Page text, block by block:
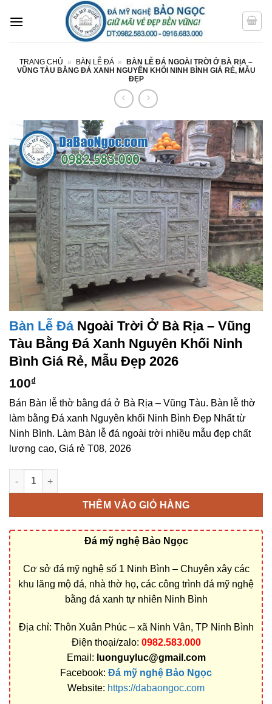
qua
TRANG CHỦ » BÀN LỄ ĐÁ »
BÀN LỄ ĐÁ NGOÀI TRỜI Ở BÀ RỊA –
VŨNG TÀU BẰNG ĐÁ XANH NGUYÊN KHỐI NINH BÌNH GIÁ RẺ, MẪU
ĐẸP
Bàn Lễ ĐáNgoài Trời Ở Bà Rịa – Vũng
Tàu Bằng Đá Xanh Nguyên Khối Ninh
Bình Giá Rẻ, Mẫu Đẹp 2026
100₫
Bán Bàn lễ thờ bằng đá ở Bà Rịa – Vũng Tàu. Bàn lễ thờ
làm bằng Đá xanh Nguyên khối Ninh Bình Đẹp Nhất từ
Ninh Bình. Làm Bàn lễ đá ngoài trời nhiều mẫu đẹp chất
lượng cao, Giá rẻ T08, 2026
Bàn lễ đá ngoài trời ở Bà Rịa – Vũng Tàu bằng Đá xanh
THÊM VÀO GIỎ HÀNG
Đá mỹ nghệ Bảo Ngọc
Cơ sở đá mỹ nghệ số 1 Ninh Bình – Chuyên xây các
khu lăng mộ đá, nhà thờ họ, các công trình đá mỹ nghệ
bằng đá xanh tự nhiên Ninh Bình
Địa chỉ: Thôn Xuân Phúc – xã Ninh Vân, TP Ninh Bình
Điện thoại/zalo: 0982.583.000
Email: luonguyluc@gmail.com
Facebook: Đá mỹ nghệ Bảo Ngọc
Website: https://dabaongoc.com